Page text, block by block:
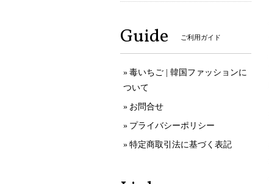
Guide ご利用ガイド
毒いちご | 韓国ファッションに
ついて
お問合せ
プライバシーポリシー
特定商取引法に基づく表記